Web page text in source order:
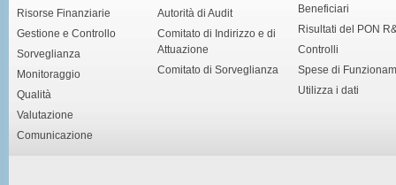
Risorse Finanziarie
Gestione e Controllo
Sorveglianza
Monitoraggio
Qualità
Valutazione
Comunicazione
Autorità di Audit
Comitato di Indirizzo e di
Attuazione
Comitato di Sorveglianza
Beneficiari
Risultati del PON
Controlli
Spese di
Utilizza i dati